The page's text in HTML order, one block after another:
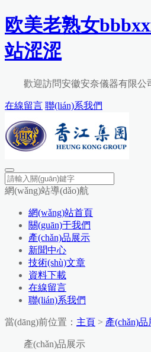
欧美老熟女
站涩涩
歡迎訪問安徽安奈儀器有限公
在線留言 聯(lián)系我們
網(wǎng)站導(dǎo)航
網(wǎng)站首頁
關(guān)于我們
產(chǎn)品展示
新聞中心
技術(shù)文章
資料下載
在線留言
聯(lián)系我們
當(dāng)前位置： 主頁 > 產(chǎn)
產(chǎn)品展示